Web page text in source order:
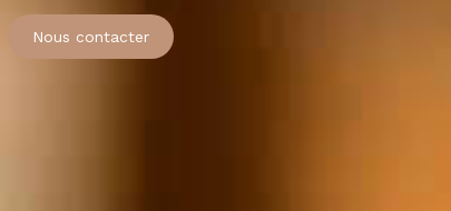
Nous contacter